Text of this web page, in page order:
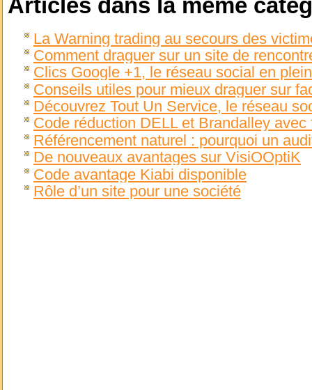
Articles dans la même
La Warning trading au secours des
Comment draguer sur un site de
Clics Google +1, le réseau social en
Conseils utiles pour mieux draguer sur
Découvrez Tout Un Service, le réseau
Code réduction DELL et Brandalley avec
Référencement naturel : pourquoi un
De nouveaux avantages sur VisiOOptiK
Code avantage Kiabi disponible
Rôle d’un site pour une société